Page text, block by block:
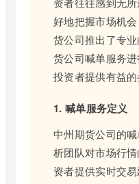
好地把握市场机
货公司推出了专
货公司喊单服务
投资者提供有益的
1. 喊单服务定义
中州期货公司的
析团队对市场行
资者提供实时交